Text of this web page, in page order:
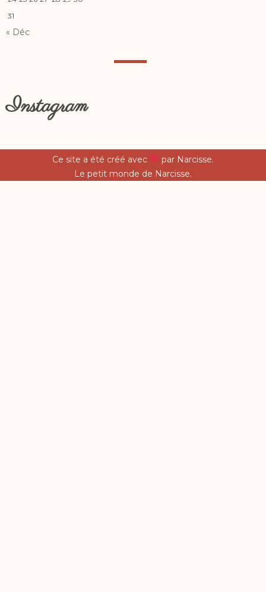
31
« Déc
Instagram
Ce site a été créé avec
par Narcisse.
Le petit monde de Narcisse.